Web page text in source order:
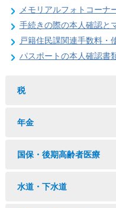
メモリアルフォトコーナ
手続きの際の本人確認と
戸籍住民課関連手数料・
パスポートの本人確認書
税
年金
国保・後期高齢者医療
水道・下水道